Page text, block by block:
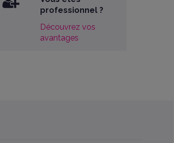
professionnel ?
Découvrez vos
avantages